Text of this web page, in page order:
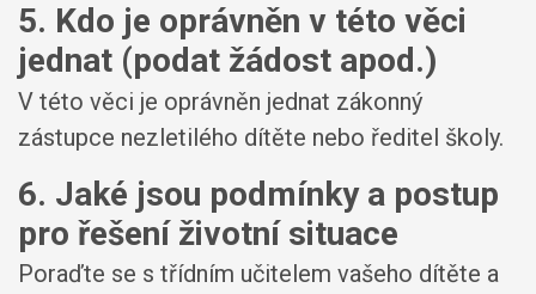
5. Kdo je oprávněn v této věci
jednat (podat žádost apod.)
V této věci je oprávněn jednat zákonný
zástupce nezletilého dítěte nebo ředitel školy.
6. Jaké jsou podmínky a postup
pro řešení životní situace
Poraďte se s třídním učitelem vašeho dítěte a